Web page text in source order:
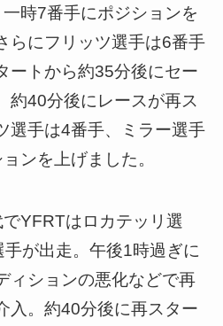
時7番手にポジションを
らにフリッツ選手は6番手
ートから約35分後にセー
約40分後にレースが再ス
選手は4番手、ミラー選手
ンを上げました。
YFRTはロカテッリ選
が出走。午後1時過ぎに
ィションの悪化などで再
入。約40分後に再スター